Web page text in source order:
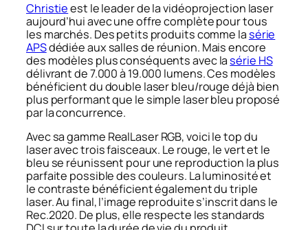
Christieest le leader de la vidéoprojection laser
aujourd’hui avec une offre complète pour tous
les marchés. Des petits produits comme la série
APSdédiée aux salles de réunion. Mais encore
des modèles plus conséquents avec la série HS
délivrant de 7.000 à 19.000 lumens. Ces modèles
bénéficient du double laser bleu/rouge déjà bien
plus performant que le simple laser bleu proposé
par la concurrence.
Avec sa gamme RealLaser RGB, voici le top du
laser avec trois faisceaux. Le rouge, le vert et le
bleu se réunissent pour une reproduction la plus
parfaite possible des couleurs. La luminosité et
le contraste bénéficient également du triple
laser. Au final, l’image reproduite s’inscrit dans le
Rec.2020. De plus, elle respecte les standards